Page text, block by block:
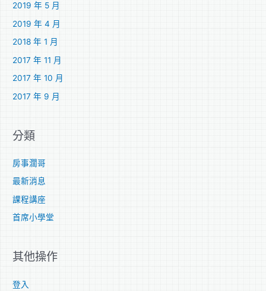
2019 年 5 月
2019 年 4 月
2018 年 1 月
2017 年 11 月
2017 年 10 月
2017 年 9 月
分類
房事濶哥
最新消息
課程講座
首席小學堂
其他操作
登入